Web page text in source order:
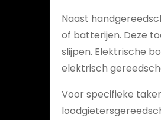
Naast
of batterijen. Deze
slijpen. Elektrische
elektrisch
Voor specifieke